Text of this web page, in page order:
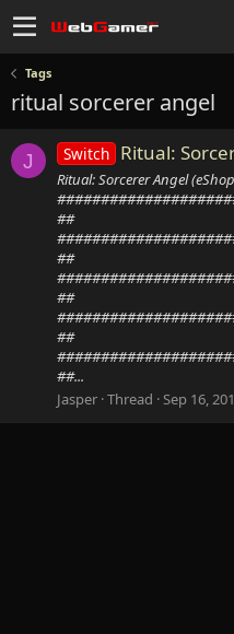
Tags
ritual sorcerer angel
J Switch Ritual:
Ritual: Sorcerer Angel
##
##
##
##
##...
Jasper Thread Sep 16,